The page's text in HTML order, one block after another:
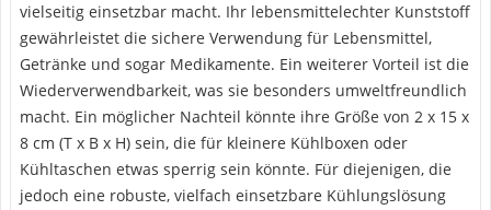
vielseitig einsetzbar macht. Ihr lebensmittelechter Kunststoff
gewährleistet die sichere Verwendung für Lebensmittel,
Getränke und sogar Medikamente. Ein weiterer Vorteil ist die
Wiederverwendbarkeit, was sie besonders umweltfreundlich
macht. Ein möglicher Nachteil könnte ihre Größe von 2 x 15 x
8 cm (T x B x H) sein, die für kleinere Kühlboxen oder
Kühltaschen etwas sperrig sein könnte. Für diejenigen, die
jedoch eine robuste, vielfach einsetzbare Kühlungslösung